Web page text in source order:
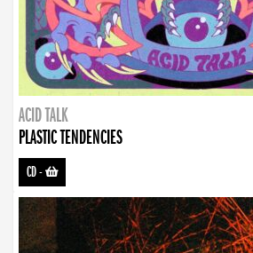
ACID TALK
PLASTIC TENDENCIES
CD-